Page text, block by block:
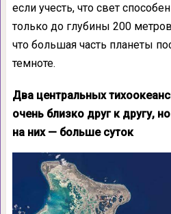
если учесть, что свет
только до глубины 200
что большая часть планеты
темноте.
Два центральных
очень близко друг к другу,
на них — больше суток